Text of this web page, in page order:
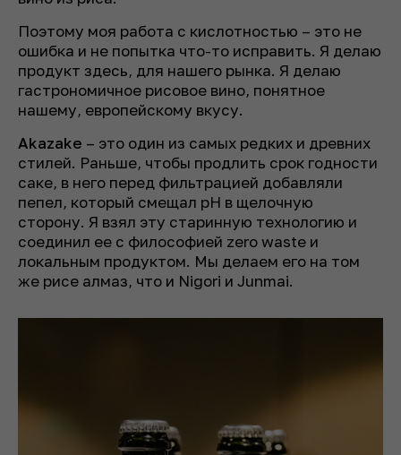
Поэтому моя работа с кислотностью – это не
ошибка и не попытка что-то исправить. Я делаю
продукт здесь, для нашего рынка. Я делаю
гастрономичное рисовое вино, понятное
нашему, европейскому вкусу.
Akazake – это один из самых редких и древних
стилей. Раньше, чтобы продлить срок годности
саке, в него перед фильтрацией добавляли
пепел, который смещал pH в щелочную
сторону. Я взял эту старинную технологию и
соединил ее с философией zero waste и
локальным продуктом. Мы делаем его на том
же рисе алмаз, что и Nigori и Junmai.